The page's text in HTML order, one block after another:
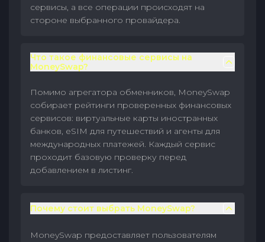
сервисы, а все операции происходят на
стороне выбранного провайдера.
Что такое финансовые сервисы на
MoneySwap?
Помимо агрегатора обменников, MoneySwap
собирает рейтинги проверенных финансовых
сервисов: виртуальные карты иностранных
банков, eSIM для путешествий и агенты для
международных платежей. Каждый сервис
проходит базовую проверку перед
добавлением в листинг.
Почему стоит выбрать MoneySwap?
MoneySwap предоставляет пользователям